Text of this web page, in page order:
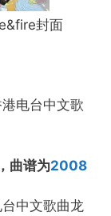
封面
电台中文歌
曲谱为2008
中文歌曲龙